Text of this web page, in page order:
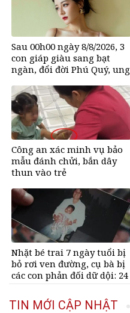
Sau 00h00 ngày 8/8/2026, 3
con giáp giàu sang bạt
ngàn, đổi đời Phú Quý, ung
càng hưng thịnh sung túc
Công an xác minh vụ bảo
mẫu đánh chửi, bắn dây
thun vào trẻ
Nhặt bé trai 7 ngày tuổi bị
bỏ rơi ven đường, cụ bà bị
các con phản đối dữ dội: 24
động
TIN MỚI CẬP NHẬT